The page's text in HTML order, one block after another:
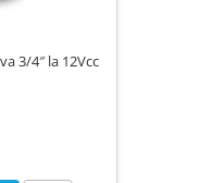
3/4″ la 12Vcc